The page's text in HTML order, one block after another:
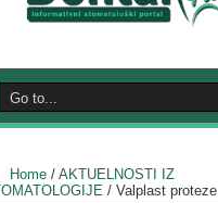
Home / AKTUELNOSTI IZ
/ Valplast proteze